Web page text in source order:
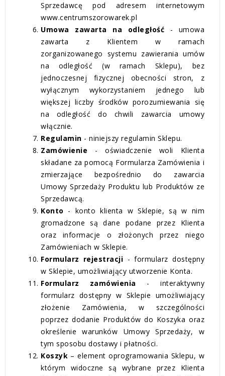
Sprzedawcę pod adresem internetowym
www.centrumszorowarek.pl
Umowa zawarta na odległość - umowa
zawarta z Klientem w ramach
zorganizowanego systemu zawierania umów
na odległość (w ramach Sklepu), bez
jednoczesnej fizycznej obecności stron, z
wyłącznym wykorzystaniem jednego lub
większej liczby środków porozumiewania się
na odległość do chwili zawarcia umowy
włącznie.
Regulamin - niniejszy regulamin Sklepu.
Zamówienie - oświadczenie woli Klienta
składane za pomocą Formularza Zamówienia i
zmierzające bezpośrednio do zawarcia
Umowy Sprzedaży Produktu lub Produktów ze
Sprzedawcą.
Konto - konto klienta w Sklepie, są w nim
gromadzone są dane podane przez Klienta
oraz informacje o złożonych przez niego
Zamówieniach w Sklepie.
Formularz rejestracji - formularz dostępny
w Sklepie, umożliwiający utworzenie Konta.
Formularz zamówienia - interaktywny
formularz dostępny w Sklepie umożliwiający
złożenie Zamówienia, w szczególności
poprzez dodanie Produktów do Koszyka oraz
określenie warunków Umowy Sprzedaży, w
tym sposobu dostawy i płatności.
Koszyk – element oprogramowania Sklepu, w
którym widoczne są wybrane przez Klienta